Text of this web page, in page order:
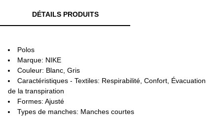
DÉTAILS PRODUITS
Polos
Marque: NIKE
Couleur: Blanc, Gris
Caractéristiques - Textiles: Respirabilité, Confort, Évacuation
de la transpiration
Formes: Ajusté
Types de manches: Manches courtes